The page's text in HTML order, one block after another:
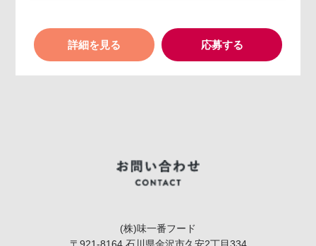
詳細を見る 応募する
(株)味一番フード
〒921-8164 石川県金沢市久安2丁目334